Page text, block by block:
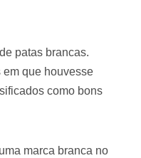
patas brancas.
em que houvesse
como bons
marca branca no